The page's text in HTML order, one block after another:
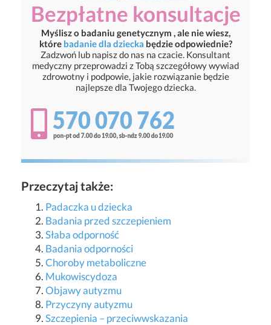
Bezpłatne konsultacje
Myślisz o badaniu genetycznym , ale nie wiesz,
które badanie dla dziecka będzie odpowiednie?
Zadzwoń lub napisz do nas na czacie. Konsultant
medyczny przeprowadzi z Tobą szczegółowy wywiad
zdrowotny i podpowie, jakie rozwiązanie będzie
najlepsze dla Twojego dziecka.
Przeczytaj także:
Padaczka u dziecka
Badania przed szczepieniem
Słaba odporność
Badania odporności
Choroby metaboliczne
Mukowiscydoza
Objawy autyzmu
Przyczyny autyzmu
Szczepienia – przeciwwskazania